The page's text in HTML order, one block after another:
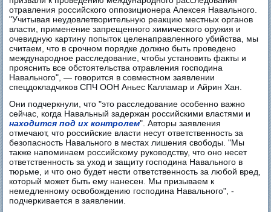
отравления российского оппозиционера Алексея Навального.
"Учитывая неудовлетворительную реакцию местных органов
власти, применение запрещенного химического оружия и
очевидную картину попыток целенаправленного убийства, мы
считаем, что в срочном порядке должно быть проведено
международное расследование, чтобы установить факты и
прояснить все обстоятельства отравления господина
Навального", — говорится в совместном заявлении
спецдокладчиков СПЧ ООН Аньес Калламар и Айрин Хан.
Они подчеркнули, что "это расследование особенно важно
сейчас, когда Навальный задержан российскими властями и
находится под их контролем". Авторы заявления
отмечают, что российские власти несут ответственность за
безопасность Навального в местах лишения свободы. "Мы
также напоминаем российскому руководству, что оно несет
ответственность за уход и защиту господина Навального в
тюрьме, и что оно будет нести ответственность за любой вред,
который может быть ему нанесен. Мы призываем к
немедленному освобождению господина Навального", -
подчеркивается в заявлении.